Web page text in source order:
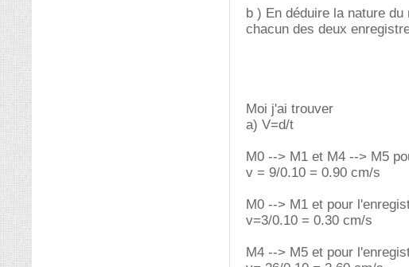
b ) En déduire la nature
chacun des deux
Moi j'ai trouver
a) V=d/t
M0 --> M1 et M4 --> M5
v = 9/0.10 = 0.90 cm/s
M0 --> M1 et pour
v=3/0.10 = 0.30 cm/s
M4 --> M5 et pour